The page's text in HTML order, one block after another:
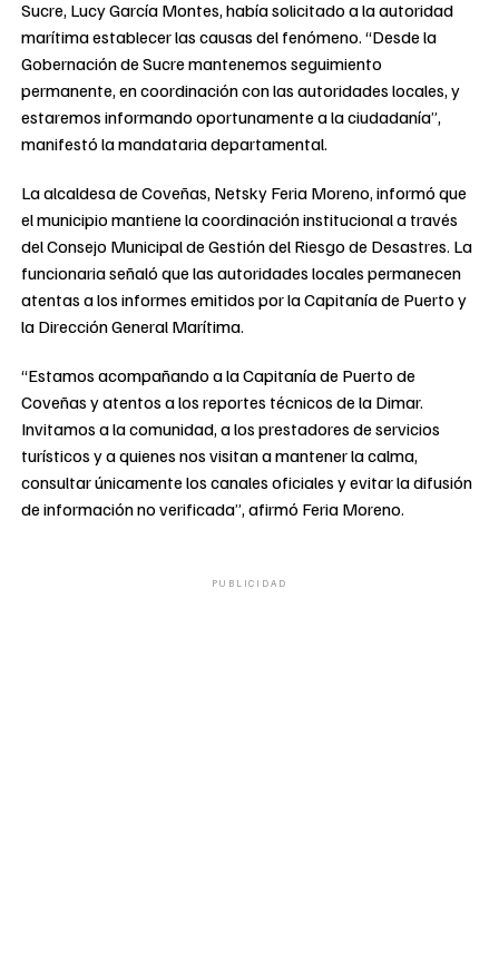
Sucre, Lucy García Montes, había solicitado a la autoridad
marítima establecer las causas del fenómeno. “Desde la
Gobernación de Sucre mantenemos seguimiento
permanente, en coordinación con las autoridades locales, y
estaremos informando oportunamente a la ciudadanía”,
manifestó la mandataria departamental.
La alcaldesa de Coveñas, Netsky Feria Moreno, informó que
el municipio mantiene la coordinación institucional a través
del Consejo Municipal de Gestión del Riesgo de Desastres. La
funcionaria señaló que las autoridades locales permanecen
atentas a los informes emitidos por la Capitanía de Puerto y
la Dirección General Marítima.
“Estamos acompañando a la Capitanía de Puerto de
Coveñas y atentos a los reportes técnicos de la Dimar.
Invitamos a la comunidad, a los prestadores de servicios
turísticos y a quienes nos visitan a mantener la calma,
consultar únicamente los canales oficiales y evitar la difusión
de información no verificada”, afirmó Feria Moreno.
PUBLICIDAD